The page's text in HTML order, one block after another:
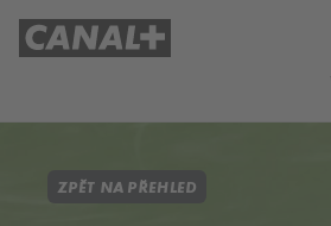
ZPĚT NA PŘEHLED